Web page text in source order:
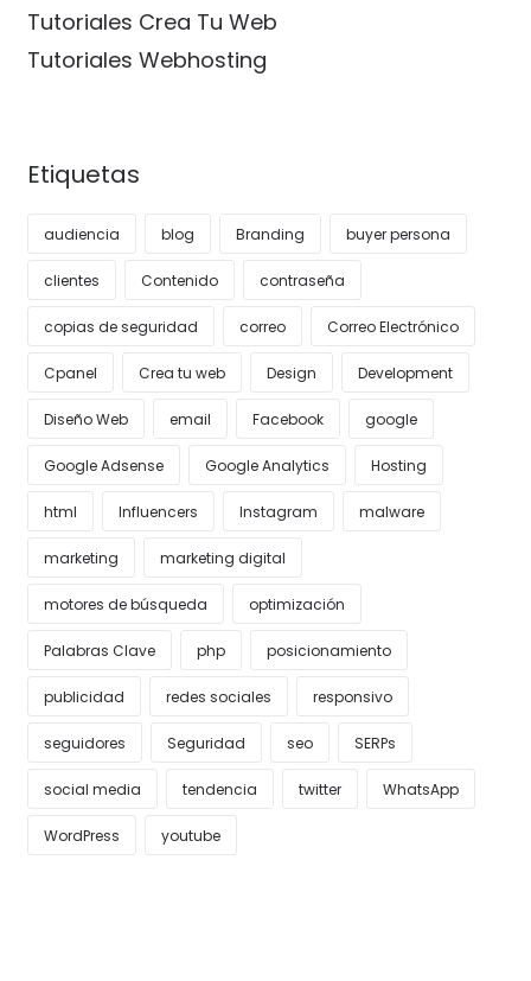
Tutoriales Crea Tu Web
Tutoriales Webhosting
Etiquetas
audiencia blog Branding buyer persona
clientes Contenido contraseña
copias de seguridad correo Correo Electrónico
Cpanel Crea tu web Design Development
Diseño Web email Facebook google
Google Adsense Google Analytics Hosting
html Influencers Instagram malware
marketing marketing digital
motores de búsqueda optimización
Palabras Clave php posicionamiento
publicidad redes sociales responsivo
seguidores Seguridad seo SERPs
social media tendencia twitter WhatsApp
WordPress youtube